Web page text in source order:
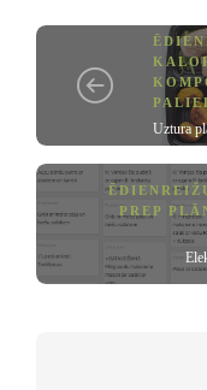
Uztura
PREP